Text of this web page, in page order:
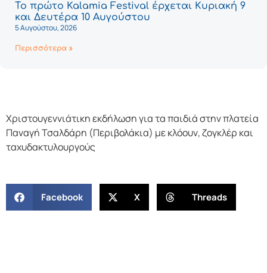
Το πρώτο Kalamia Festival έρχεται Κυριακή 9
και Δευτέρα 10 Αυγούστου
5 Αυγούστου, 2026
Περισσότερα »
Χριστουγεννιάτικη εκδήλωση για τα παιδιά στην πλατεία
Παναγή Τσαλδάρη (Περιβολάκια) με κλόουν, ζογκλέρ και
ταχυδακτυλουργούς
Facebook X Threads